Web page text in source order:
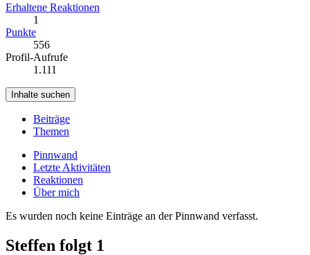
Erhaltene Reaktionen
1
Punkte
556
Profil-Aufrufe
1.111
Inhalte suchen
Beiträge
Themen
Pinnwand
Letzte Aktivitäten
Reaktionen
Über mich
Es wurden noch keine Einträge an der Pinnwand verfasst.
Steffen folgt 1